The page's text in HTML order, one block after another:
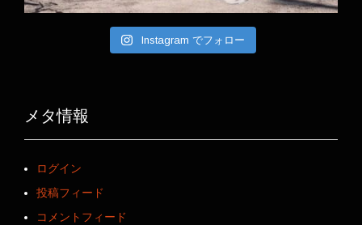
Instagram でフォロー
メタ情報
ログイン
投稿フィード
コメントフィード